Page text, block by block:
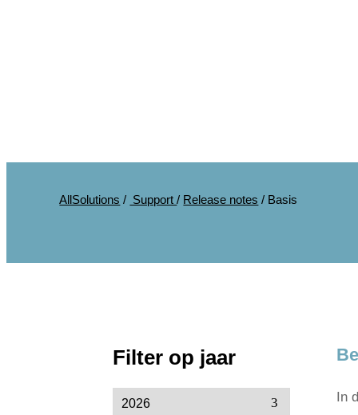
AllSolutions / Support/ Release notes / Basis
Filter op jaar
In